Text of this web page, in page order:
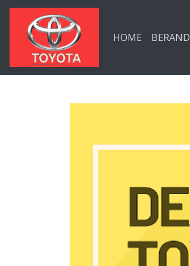
Langsung ke konten utama
HOME